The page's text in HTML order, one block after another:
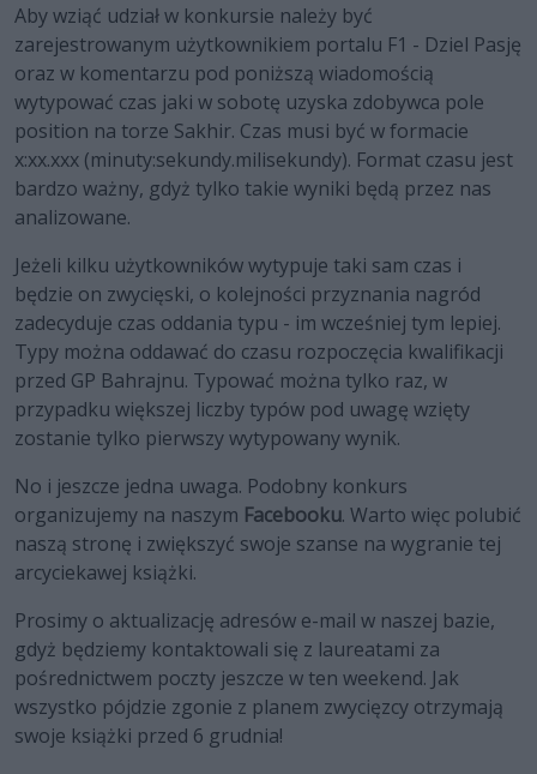
Aby wziąć udział w konkursie należy być
zarejestrowanym użytkownikiem portalu F1 - Dziel Pasję
oraz w komentarzu pod poniższą wiadomością
wytypować czas jaki w sobotę uzyska zdobywca pole
position na torze Sakhir. Czas musi być w formacie
x:xx.xxx (minuty:sekundy.milisekundy). Format czasu jest
bardzo ważny, gdyż tylko takie wyniki będą przez nas
analizowane.
Jeżeli kilku użytkowników wytypuje taki sam czas i
będzie on zwycięski, o kolejności przyznania nagród
zadecyduje czas oddania typu - im wcześniej tym lepiej.
Typy można oddawać do czasu rozpoczęcia kwalifikacji
przed GP Bahrajnu. Typować można tylko raz, w
przypadku większej liczby typów pod uwagę wzięty
zostanie tylko pierwszy wytypowany wynik.
No i jeszcze jedna uwaga. Podobny konkurs
organizujemy na naszym Facebooku. Warto więc polubić
naszą stronę i zwiększyć swoje szanse na wygranie tej
arcyciekawej książki.
Prosimy o aktualizację adresów e-mail w naszej bazie,
gdyż będziemy kontaktowali się z laureatami za
pośrednictwem poczty jeszcze w ten weekend. Jak
wszystko pójdzie zgonie z planem zwycięzcy otrzymają
swoje książki przed 6 grudnia!